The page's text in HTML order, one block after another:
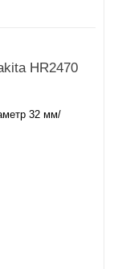
HR2470
32 мм/